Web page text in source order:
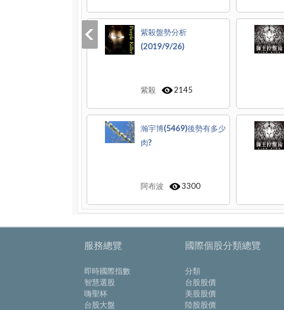
紫殺盤勢分析
(2019/9/26)
紫殺 2145
瀚宇博(5469)後勢有多少
肉?
阿布波 3300
服務總覽
即時國際指數
智慧選股
嗨聖杯
台股大盤
國際個股分類總覽
分類
台股股價
美股股價
陸股股價